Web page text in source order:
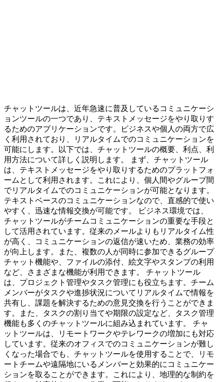
チャットツールは、近年急速に普及しているコミュニケーシ
ョンツールの一つであり、テキストメッセージをやり取りす
るためのアプリケーションです。ビジネスや個人の両方で広
く利用されており、リアルタイムでのコミュニケーションを
可能にします。以下では、チャットツールの概要、利点、利
用方法について詳しく説明します。 まず、チャットツール
は、テキストメッセージをやり取りするためのプラットフォ
ームとして利用されます。これにより、個人間やグループ間
でリアルタイムでのコミュニケーションが可能となります。
テキストベースのコミュニケーションなので、直感的で使い
やすく、迅速な情報交換が可能です。 ビジネス環境では、
チャットツールがチームコミュニケーションの重要な手段と
して活用されています。従来のメールよりもリアルタイム性
が高く、コミュニケーションの返信が速いため、業務の効率
が向上します。また、複数の人が同時に参加できるグループ
チャット機能や、ファイルの添付、絵文字やスタンプの利用
など、さまざまな機能が利用できます。 チャットツール
は、プロジェクト管理やタスク管理にも役立ちます。チーム
メンバーがタスクや進捗状況についてリアルタイムで情報を
共有し、課題を解決するための意見交換を行うことができま
す。また、タスクの割り当てや期限の設定など、タスク管理
機能も多くのチャットツールに組み込まれています。 チャ
ットツールは、リモートワークやテレワークの増加にも対応
しています。従来のオフィスでのコミュニケーションが難し
くなった場合でも、チャットツールを使用することで、リモ
ートチームや遠隔地にいるメンバーと効果的にコミュニケー
ションを取ることができます。これにより、地理的な制約を